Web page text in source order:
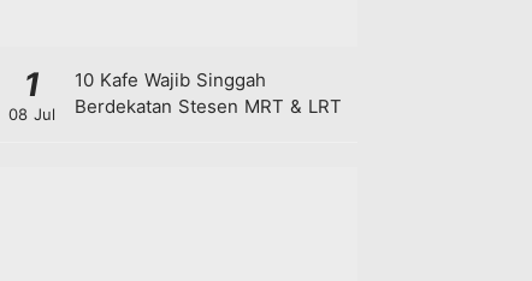
1
08 Jul
10 Kafe Wajib Singgah
Berdekatan Stesen MRT & LRT